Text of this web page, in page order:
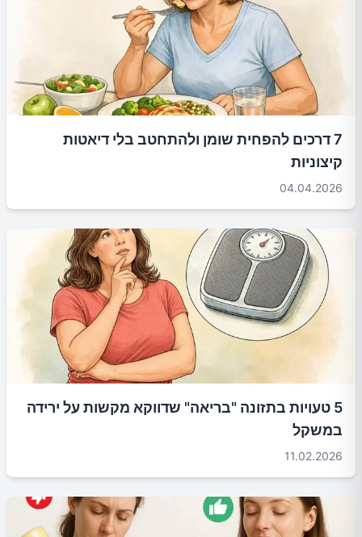
7 דרכים להפחית שומן ולהתחטב בלי דיאטות
קיצוניות
04.04.2026
5 טעויות בתזונה "בריאה" שדווקא מקשות על ירידה
במשקל
11.02.2026